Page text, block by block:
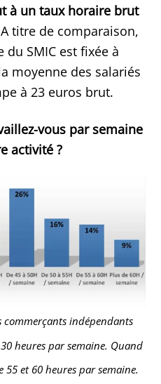
à un taux horaire brut
A titre de comparaison,
SMIC est fixée à
moyenne des salariés
à 23 euros brut.
vous par semaine
activité ?
commerçants indépendants
heures par semaine. Quand
et 60 heures par semaine.